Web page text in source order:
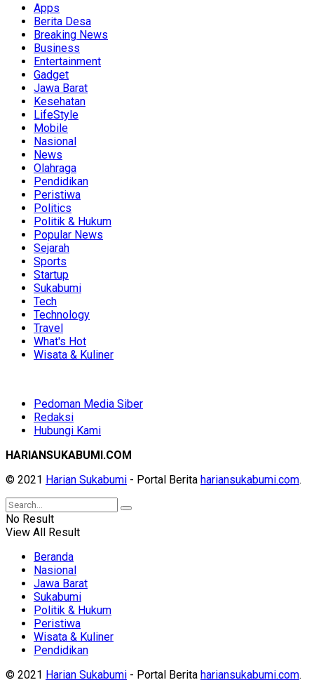
Apps
Berita Desa
Breaking News
Business
Entertainment
Gadget
Jawa Barat
Kesehatan
LifeStyle
Mobile
Nasional
News
Olahraga
Pendidikan
Peristiwa
Politics
Politik & Hukum
Popular News
Sejarah
Sports
Startup
Sukabumi
Tech
Technology
Travel
What's Hot
Wisata & Kuliner
Pedoman Media Siber
Redaksi
Hubungi Kami
HARIANSUKABUMI.COM
© 2021 Harian Sukabumi - Portal Berita hariansukabumi.com.
No Result
View All Result
Beranda
Nasional
Jawa Barat
Sukabumi
Politik & Hukum
Peristiwa
Wisata & Kuliner
Pendidikan
© 2021 Harian Sukabumi - Portal Berita hariansukabumi.com.